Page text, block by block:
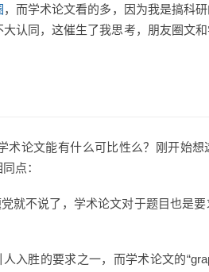
，而学术论文看的多，因为我是搞科
认同，这催生了我思考，朋友圈文
术论文能有什么可比性么？刚开始想
点：
就不说了，学术论文对于题目也是
入胜的要求之一，而学术论文的